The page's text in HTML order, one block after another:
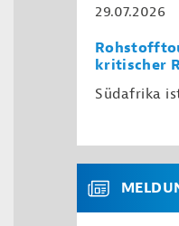
29.07.2026
kritischer
Südafrika